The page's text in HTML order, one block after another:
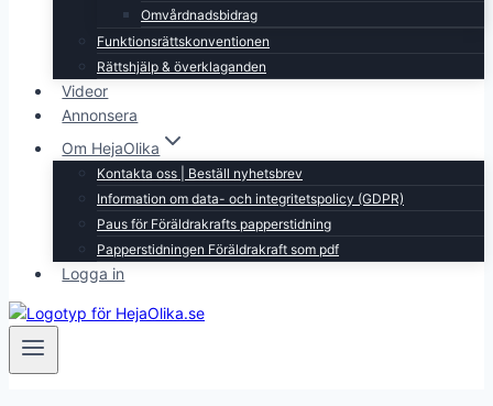
Omvårdnadsbidrag
Funktionsrättskonventionen
Rättshjälp & överklaganden
Videor
Annonsera
Om HejaOlika
Kontakta oss | Beställ nyhetsbrev
Information om data- och integritetspolicy (GDPR)
Paus för Föräldrakrafts papperstidning
Papperstidningen Föräldrakraft som pdf
Logga in